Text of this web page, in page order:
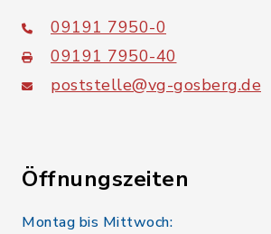
09191 7950-0
09191 7950-40
poststelle@vg-gosberg.de
Öffnungszeiten
Montag bis Mittwoch: